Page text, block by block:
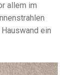
allem im
ein